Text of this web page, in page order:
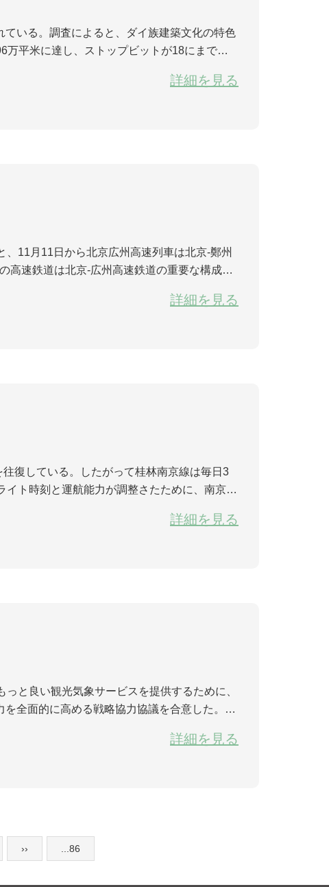
いる。調査によると、ダイ族建築文化の特色
万平米に達し、ストップビットが18にまで増
詳細を見る
高速鉄道は北京-広州高速鉄道の重要な構成部
詳細を見る
ト時刻と運航能力が調整さたために、南京空
詳細を見る
全面的に高める戦略協力協議を合意した。協
詳細を見る
›› ...86